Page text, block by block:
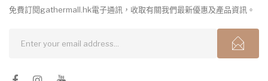
免費訂閱gathermall.hk電子通訊，收取有關我們最新優惠及產品資訊。